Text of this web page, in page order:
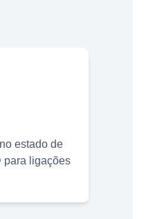
estado de
para ligações